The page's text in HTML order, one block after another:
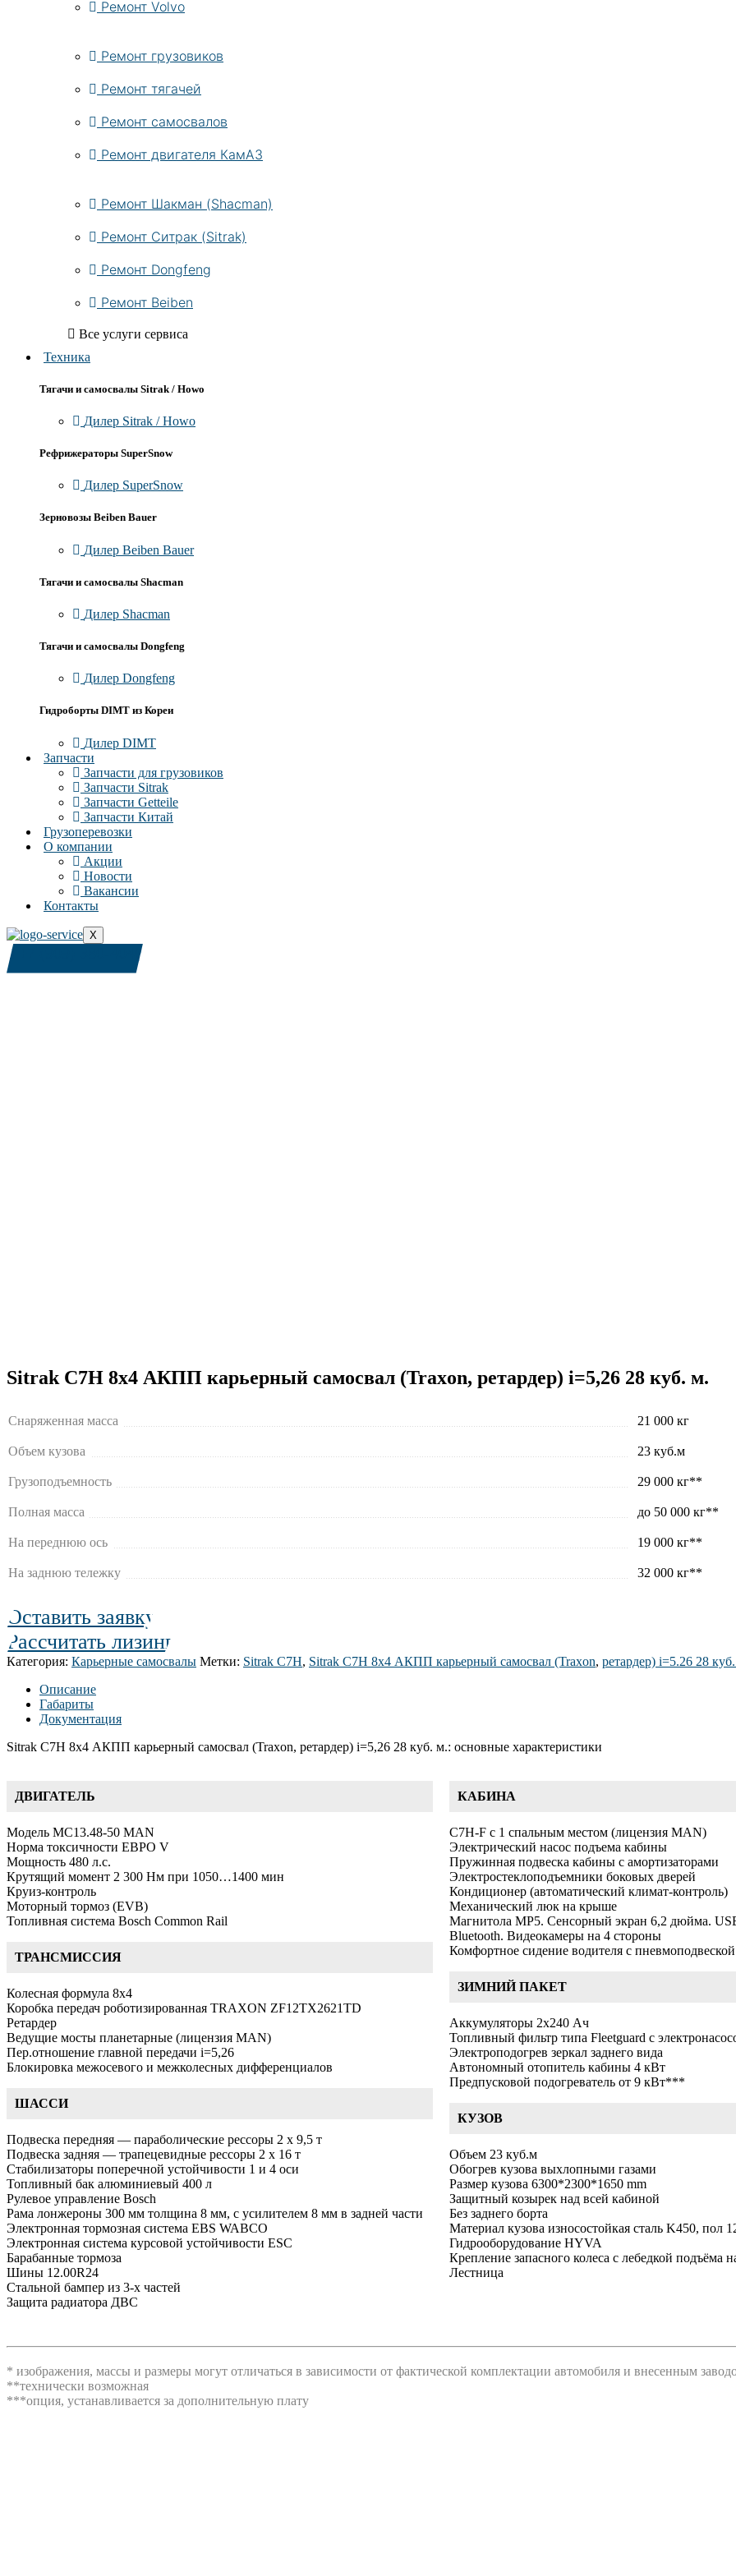
Ремонт Volvo
Ремонт грузовиков
Ремонт тягачей
Ремонт самосвалов
Ремонт двигателя КамАЗ
Ремонт Шакман (Shacman)
Ремонт Ситрак (Sitrak)
Ремонт Dongfeng
Ремонт Beiben
Все услуги сервиса
Техника
Тягачи и самосвалы Sitrak / Howo
Дилер Sitrak / Howo
Рефрижераторы SuperSnow
Дилер SuperSnow
Зерновозы Beiben Bauer
Дилер Beiben Bauer
Тягачи и самосвалы Shacman
Дилер Shacman
Тягачи и самосвалы Dongfeng
Дилер Dongfeng
Гидроборты DIMT из Кореи
Дилер DIMT
Запчасти
Запчасти для грузовиков
Запчасти Sitrak
Запчасти Getteile
Запчасти Китай
Грузоперевозки
О компании
Акции
Новости
Вакансии
Контакты
X
+7 (909) 380-4040
Sitrak C7H 8х4 АКПП карьерный самосвал (Traxon, ретардер) i=5,26 28 куб. м.
Снаряженная масса 21 000 кг
Объем кузова 23 куб.м
Грузоподъемность 29 000 кг**
Полная масса до 50 000 кг**
На переднюю ось 19 000 кг**
На заднюю тележку 32 000 кг**
Оставить заявку
Рассчитать лизинг
Категория: Карьерные самосвалы Метки: Sitrak C7H, Sitrak C7H 8х4 АКПП карьерный самосвал (Traxon, ретардер) i=5.26 28
Описание
Габариты
Документация
Sitrak C7H 8х4 АКПП карьерный самосвал (Traxon, ретардер) i=5,26 28 куб. м.: основные характеристики
ДВИГАТЕЛЬ
Модель MC13.48-50 MAN
Норма токсичности ЕВРО V
Мощность 480 л.с.
Крутящий момент 2 300 Нм при 1050…1400 мин
Круиз-контроль
Моторный тормоз (EVB)
Топливная система Bosch Common Rail
ТРАНСМИССИЯ
Колесная формула 8х4
Коробка передач роботизированная TRAXON ZF12TX2621TD
Ретардер
Ведущие мосты планетарные (лицензия MAN)
Пер.отношение главной передачи i=5,26
Блокировка межосевого и межколесных дифференциалов
ШАССИ
Подвеска передняя — параболические рессоры 2 x 9,5 т
Подвеска задняя — трапецевидные рессоры 2 x 16 т
Стабилизаторы поперечной устойчивости 1 и 4 оси
Топливный бак алюминиевый 400 л
Рулевое управление Bosch
Рама лонжероны 300 мм толщина 8 мм, с усилителем 8 мм в задней части
Электронная тормозная система EBS WABCO
Электронная система курсовой устойчивости ESC
Барабанные тормоза
Шины 12.00R24
Стальной бампер из 3-х частей
Защита радиатора ДВС
КАБИНА
C7H-F с 1 спальным местом (лицензия MAN)
Электрический насос подъема кабины
Пружинная подвеска кабины с амортизаторами
Электростеклоподъемники боковых дверей
Кондиционер (автоматический климат-контроль)
Механический люк на крыше
Магнитола MP5. Сенсорный экран 6,2 дюйма.
Bluetooth. Видеокамеры на 4 стороны
Комфортное сидение водителя с
ЗИМНИЙ ПАКЕТ
Аккумуляторы 2х240 Ач
Топливный фильтр типа Fleetguard с
Электроподогрев зеркал заднего вида
Автономный отопитель кабины 4 кВт
Предпусковой подогреватель от 9 кВт***
КУЗОВ
Объем 23 куб.м
Обогрев кузова выхлопными газами
Размер кузова 6300*2300*1650 mm
Защитный козырек над всей кабиной
Без заднего борта
Материал кузова износостойкая сталь K450, пол
Гидрооборудование HYVA
Крепление запасного колеса с лебедкой подъёма
Лестница
* изображения, массы и размеры могут отличаться в зависимости от фактической комплектации автомобиля и внесенным
**технически возможная
***опция, устанавливается за дополнительную плату